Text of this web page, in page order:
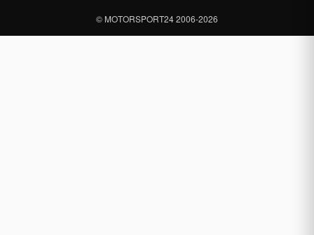
© MOTORSPORT242006-2026